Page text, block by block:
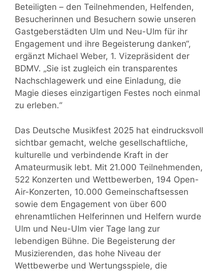
Beteiligten – den Teilnehmenden, Helfenden,
Besucherinnen und Besuchern sowie unseren
Gastgeberstädten Ulm und Neu-Ulm für ihr
Engagement und ihre Begeisterung danken“,
ergänzt Michael Weber, 1. Vizepräsident der
BDMV. „Sie ist zugleich ein transparentes
Nachschlagewerk und eine Einladung, die
Magie dieses einzigartigen Festes noch einmal
zu erleben.“
Das Deutsche Musikfest 2025 hat eindrucksvoll
sichtbar gemacht, welche gesellschaftliche,
kulturelle und verbindende Kraft in der
Amateurmusik lebt. Mit 21.000 Teilnehmenden,
522 Konzerten und Wettbewerben, 194 Open-
Air-Konzerten, 10.000 Gemeinschaftsessen
sowie dem Engagement von über 600
ehrenamtlichen Helferinnen und Helfern wurde
Ulm und Neu-Ulm vier Tage lang zur
lebendigen Bühne. Die Begeisterung der
Musizierenden, das hohe Niveau der
Wettbewerbe und Wertungsspiele, die